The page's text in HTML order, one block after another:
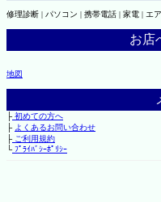
修理診断 | パソコン | 携帯電話 | 家電 | エ
お店
地図
├初めての方へ
├ よくあるお問い合わせ
├ご利用規約
└ﾌﾟﾗｲﾊﾞｼｰﾎﾟﾘｼｰ